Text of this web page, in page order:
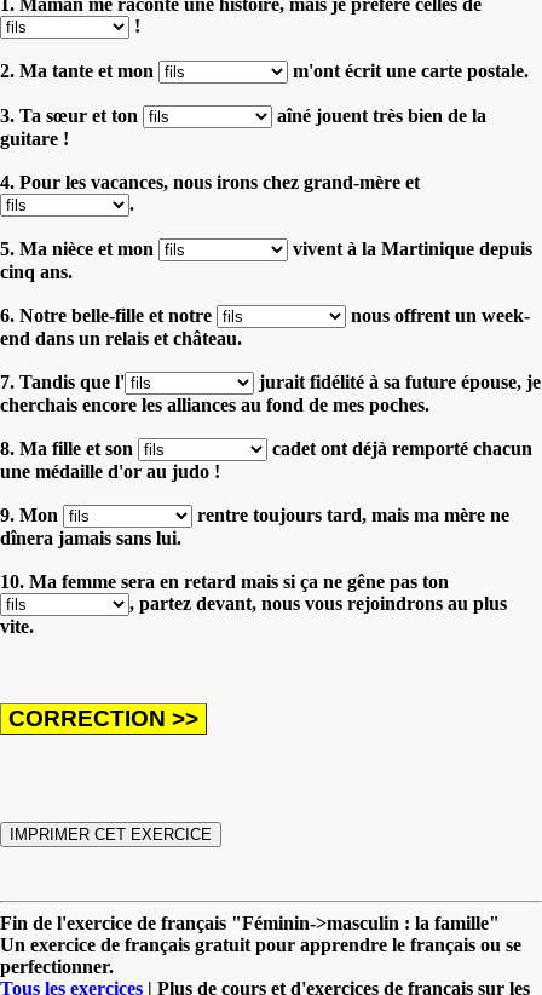
!
2. Ma tante et mon m'ont écrit une carte postale.
3. Ta sœur et ton
aîné jouent très bien de la
guitare !
4. Pour les vacances, nous irons chez grand-mère et
.
5. Ma nièce et mon
vivent à la Martinique depuis
cinq ans.
6. Notre belle-fille et notre
nous offrent un week-
end dans un relais et château.
7. Tandis que l'
jurait fidélité à sa future épouse, je
cherchais encore les alliances au fond de mes poches.
8. Ma fille et son
cadet ont déjà remporté chacun
une médaille d'or au judo !
9. Mon
rentre toujours tard, mais ma mère ne
dînera jamais sans lui.
10. Ma femme sera en retard mais si ça ne gêne pas ton
, partez devant, nous vous rejoindrons au plus
vite.
Fin de l'exercice de français "Féminin->masculin : la famille"
Un exercice de français gratuit pour apprendre le français ou se
perfectionner.
Tous les exercices | Plus de cours et d'exercices de français sur les